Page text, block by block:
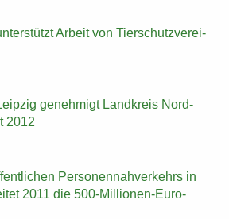
Ar­beit von Tier­schutz­ver­ei­
ge­neh­migt Land­kreis Nord­
2012
Per­so­nen­nah­ver­kehrs in
2011 die 500-​Millionen-Euro-